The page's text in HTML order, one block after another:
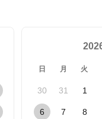
日 月 火
30 31 1
6 7 8